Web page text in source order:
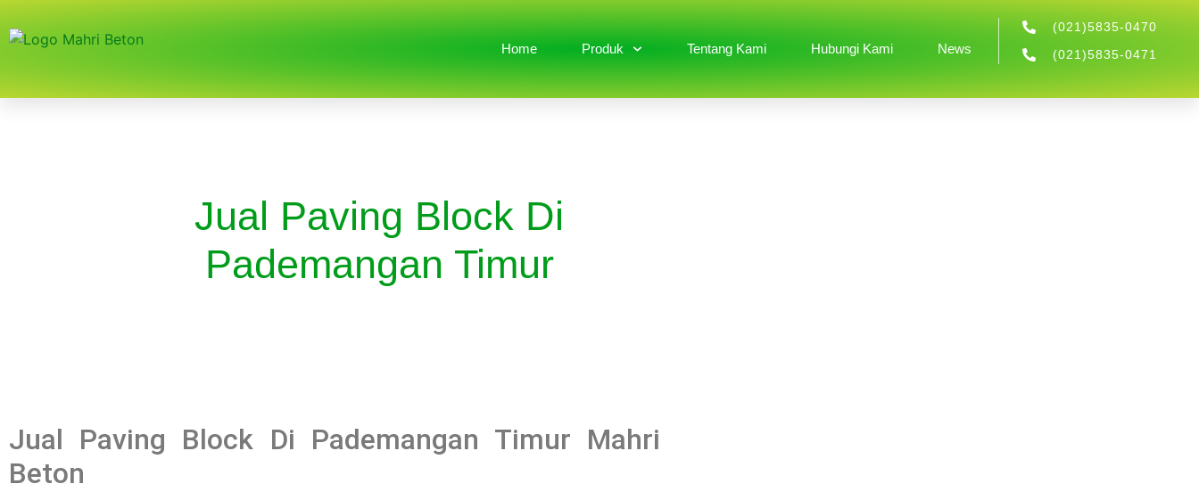
Home Produk Tentang Kami Hubungi Kami News
(021)5835-0470
(021)5835-0471
Jual Paving Block Di
Pademangan Timur
Jual Paving Block Di Pademangan Timur Mahri
Beton